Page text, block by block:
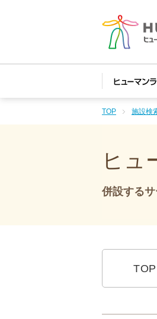
TOP 施設検
ヒュ
併設する
TOP